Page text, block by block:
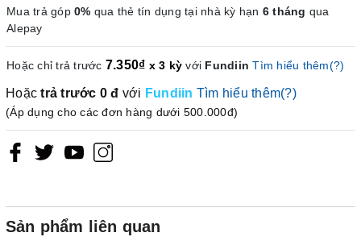
Mua trả góp 0% qua thẻ tín dụng tại nhà kỳ hạn 6 tháng qua
Alepay
Hoặc chỉ trả trước 7.350₫ x 3 kỳ với Fundiin Tìm hiểu thêm(?)
Hoặctrả trước 0 đ với Fundiin Tìm hiểu thêm(?)
(Áp dụng cho các đơn hàng dưới 500.000đ)
Sản phẩm liên quan